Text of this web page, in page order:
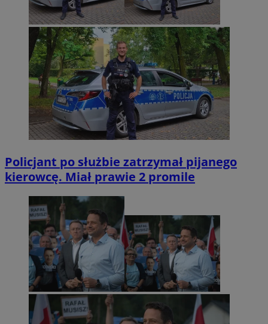
Policjant po służbie zatrzymał pijanego
kierowcę. Miał prawie 2 promile